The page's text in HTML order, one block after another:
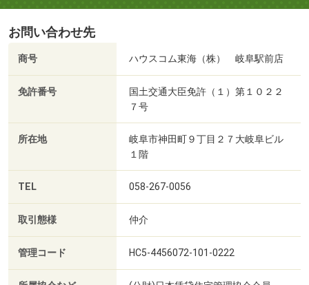
お問い合わせ先
商号 ハウスコム東海（株） 岐阜駅前店
免許番号
国土交通大臣免許（１）第１０２２
７号
所在地
岐阜市神田町９丁目２７大岐阜ビル
１階
TEL 058-267-0056
取引態様 仲介
管理コード HC5-4456072-101-0222